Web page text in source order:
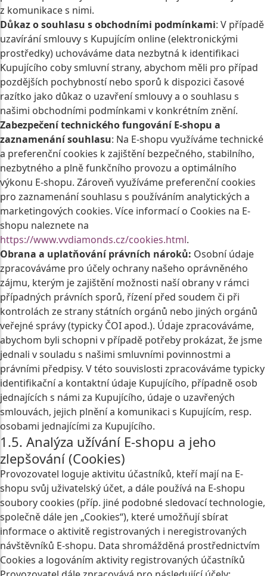
z komunikace s nimi.
Důkaz o souhlasu s obchodními podmínkami: V případě
uzavírání smlouvy s Kupujícím online (elektronickými
prostředky) uchováváme data nezbytná k identifikaci
Kupujícího coby smluvní strany, abychom měli pro případ
pozdějších pochybností nebo sporů k dispozici časové
razítko jako důkaz o uzavření smlouvy a o souhlasu s
našimi obchodními podmínkami v konkrétním znění.
Zabezpečení technického fungování E-shopu a
zaznamenání souhlasu: Na E-shopu využíváme technické
a preferenční cookies k zajištění bezpečného, stabilního,
nezbytného a plně funkčního provozu a optimálního
výkonu E-shopu. Zároveň využíváme preferenční cookies
pro zaznamenání souhlasu s používáním analytických a
marketingových cookies. Více informací o Cookies na E-
shopu naleznete na
https://www.vvdiamonds.cz/cookies.html.
Obrana a uplatňování právních nároků: Osobní údaje
zpracováváme pro účely ochrany našeho oprávněného
zájmu, kterým je zajištění možnosti naší obrany v rámci
případných právních sporů, řízení před soudem či při
kontrolách ze strany státních orgánů nebo jiných orgánů
veřejné správy (typicky ČOI apod.). Údaje zpracováváme,
abychom byli schopni v případě potřeby prokázat, že jsme
jednali v souladu s našimi smluvními povinnostmi a
právními předpisy. V této souvislosti zpracováváme typicky
identifikační a kontaktní údaje Kupujícího, případně osob
jednajících s námi za Kupujícího, údaje o uzavřených
smlouvách, jejich plnění a komunikaci s Kupujícím, resp.
osobami jednajícími za Kupujícího.
1.5. Analýza užívání E-shopu a jeho
zlepšování (Cookies)
Provozovatel loguje aktivitu účastníků, kteří mají na E-
shopu svůj uživatelský účet, a dále používá na E‑shopu
soubory cookies (příp. jiné podobné sledovací technologie,
společně dále jen „Cookies“), které umožňují sbírat
informace o aktivitě registrovaných i neregistrovaných
návštěvníků E-shopu. Data shromážděná prostřednictvím
Cookies a logováním aktivity registrovaných účastníků